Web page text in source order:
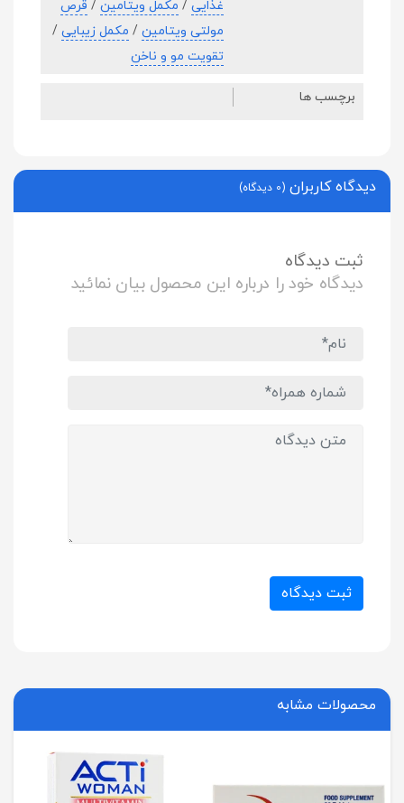
غذایی / مکمل ویتامین / قرص
مولتی ویتامین / مکمل زیبایی /
تقویت مو و ناخن
برچسب ها
دیدگاه کاربران (0 دیدگاه)
ثبت دیدگاه
دیدگاه خود را درباره این محصول بیان نمائید
ثبت دیدگاه
محصولات مشابه